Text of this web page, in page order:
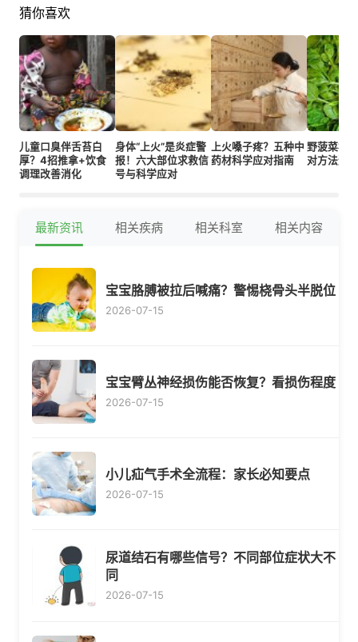
猜你喜欢
儿童口臭伴舌苔白
厚？4招推拿+饮食
调理改善消化
身体“上火”是炎症警
报！六大部位求救信
号与科学应对
上火嗓子疼？五种中
药材科学应对指南
野菠菜补
对方法避
最新资讯 相关疾病 相关科室 相关内容
宝宝胳膊被拉后喊痛？警惕桡骨头半脱位
2026-07-15
宝宝臂丛神经损伤能否恢复？看损伤程度
2026-07-15
小儿疝气手术全流程：家长必知要点
2026-07-15
尿道结石有哪些信号？不同部位症状大不
同
2026-07-15